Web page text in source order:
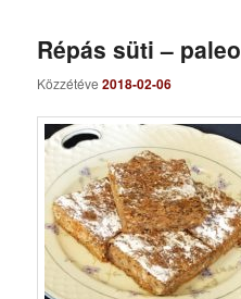
Répás süti – paleo
Közzétéve2018-02-06